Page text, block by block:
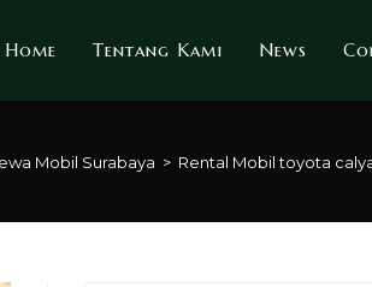
Home Tentang Kami News
Mobil Surabaya > Rental Mobil toyota